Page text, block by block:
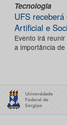
Tecnologia
UFS
Artificial e
Evento irá
a importância